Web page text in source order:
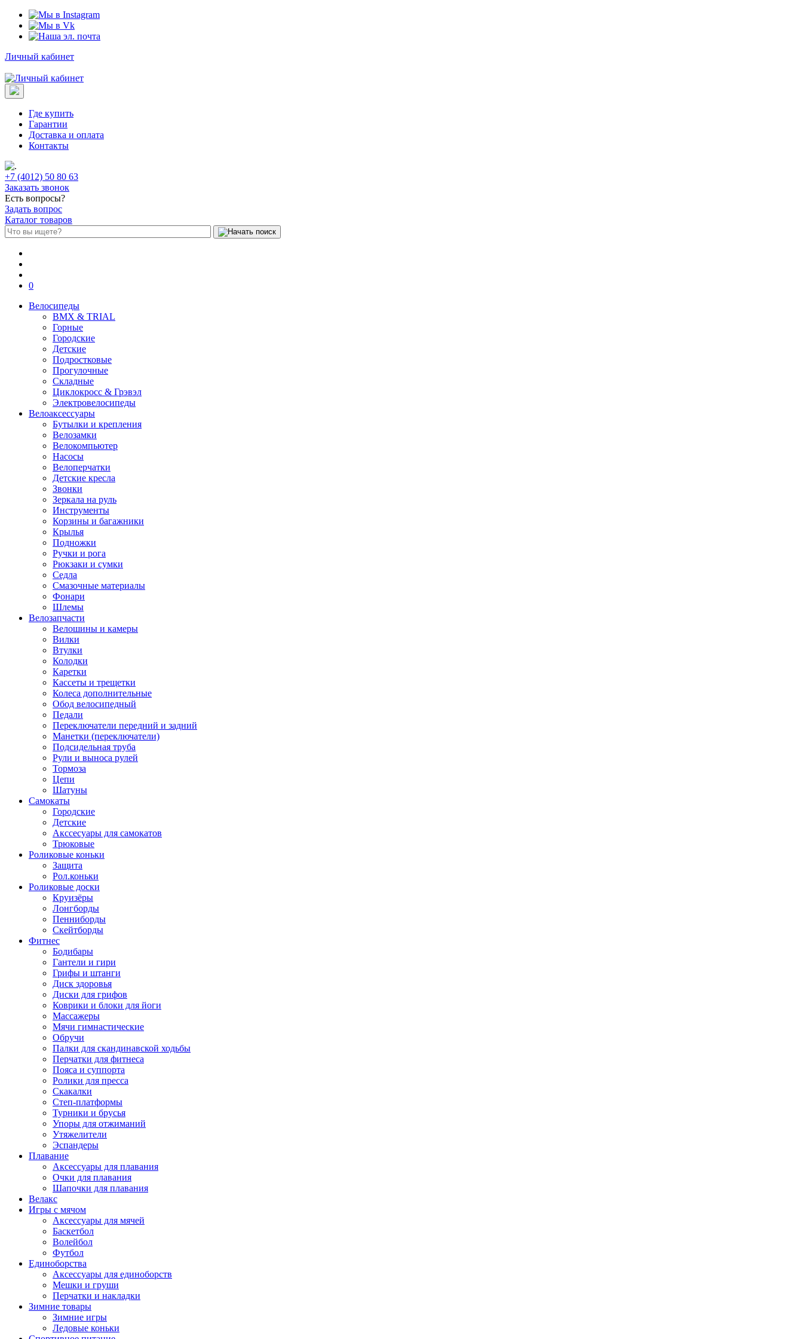
Личный кабинет
Где купить
Гарантии
Доставка и оплата
Контакты
+7 (4012) 50 80 63
Заказать звонок
Есть вопросы?
Задать вопрос
Каталог товаров
0
Велосипеды
BMX & TRIAL
Горные
Городские
Детские
Подростковые
Прогулочные
Складные
Циклокросс & Грэвэл
Электровелосипеды
Велоаксессуары
Бутылки и крепления
Велозамки
Велокомпьютер
Насосы
Велоперчатки
Детские кресла
Звонки
Зеркала на руль
Инструменты
Корзины и багажники
Крылья
Подножки
Ручки и рога
Рюкзаки и сумки
Седла
Смазочные материалы
Фонари
Шлемы
Велозапчасти
Велошины и камеры
Вилки
Втулки
Колодки
Каретки
Кассеты и трещетки
Колеса дополнительные
Обод велосипедный
Педали
Переключатели передний и задний
Манетки (переключатели)
Подсидельная труба
Рули и выноса рулей
Тормоза
Цепи
Шатуны
Самокаты
Городские
Детские
Акссесуары для самокатов
Трюковые
Роликовые коньки
Защита
Рол.коньки
Роликовые доски
Круизёры
Лонгборды
Пенниборды
Скейтборды
Фитнес
Бодибары
Гантели и гири
Грифы и штанги
Диск здоровья
Диски для грифов
Коврики и блоки для йоги
Массажеры
Мячи гимнастические
Обручи
Палки для скандинавской ходьбы
Перчатки для фитнеса
Пояса и суппорта
Ролики для пресса
Скакалки
Степ-платформы
Турники и брусья
Упоры для отжиманий
Утяжелители
Эспандеры
Плавание
Аксессуары для плавания
Очки для плавания
Шапочки для плавания
Велакс
Игры с мячом
Аксессуары для мячей
Баскетбол
Волейбол
Футбол
Единоборства
Аксессуары для единоборств
Мешки и груши
Перчатки и накладки
Зимние товары
Зимние игры
Ледовые коньки